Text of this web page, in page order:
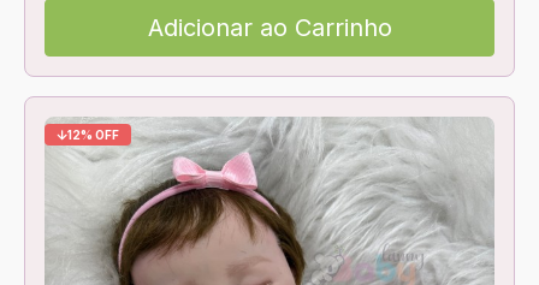
Adicionar ao Carrinho
12% OFF